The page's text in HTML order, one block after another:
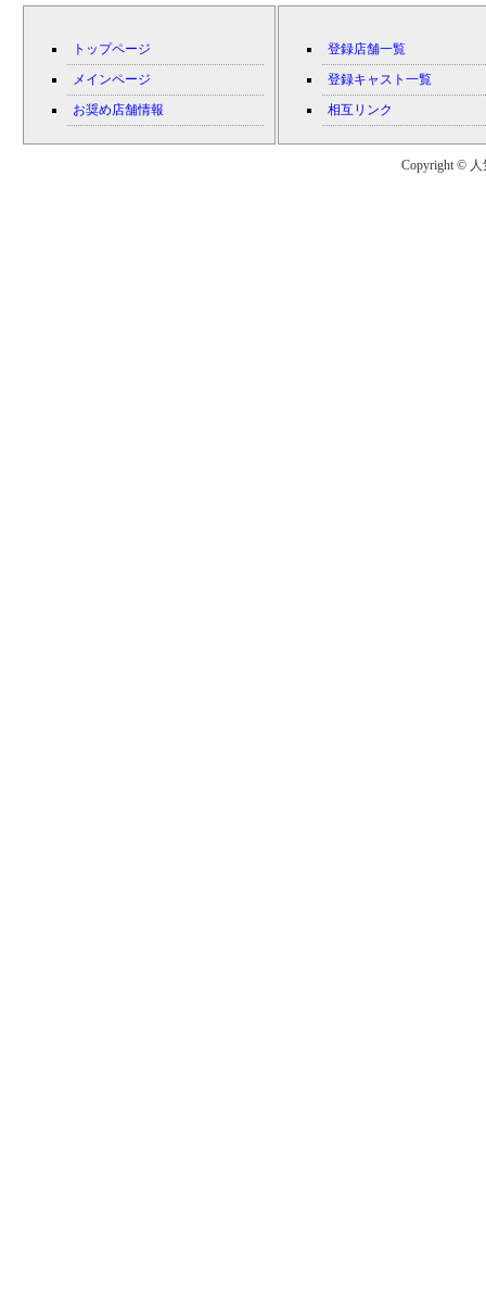
トップページ
メインページ
お奨め店舗情報
登録店舗一覧
登録キャスト一覧
相互リンク
Copyright © 人